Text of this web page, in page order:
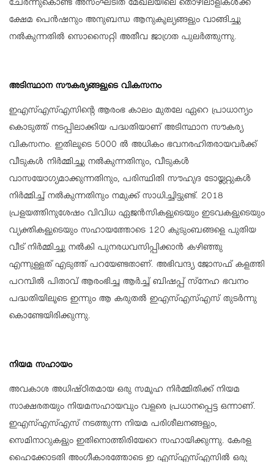
ചേര്‍ന്നുകൊണ്ട് അസംഘടിത മേഖലയിലെ തൊഴിലാളികള്‍ക്ക്
ക്ഷേമ പെന്‍ഷനും അനുബന്ധ ആനുകൂല്യങ്ങളും വാങ്ങിച്ചു
നല്‍കുന്നതില്‍ സൊസൈറ്റി അതീവ ജാഗ്രത പുലര്‍ത്തുന്നു.
അടിസ്ഥാന സൗകര്യങ്ങളുടെ വികസനം
ഇഎസ്എസ്എസിന്റെ ആരംഭ കാലം മുതലേ ഏറെ പ്രാധാന്യം
കൊടുത്ത് നടപ്പിലാക്കിയ പദ്ധതിയാണ് അടിസ്ഥാന സൗകര്യ
വികസനം. ഇതിലൂടെ 5000 ല്‍ അധികം ഭവനരഹിതരായവര്‍ക്ക്
വീടുകള്‍ നിര്‍മ്മിച്ചു നല്‍കുന്നതിനും, വീടുകള്‍
വാസയോഗ്യമാക്കുന്നതിനും, പരിസ്ഥിതി സൗഹൃദ ടോയ്ലറ്റുകള്‍
നിര്‍മ്മിച്ച് നല്‍കുന്നതിനും നമുക്ക് സാധിച്ചിട്ടുണ്ട്. 2018
പ്രളയത്തിനുശേഷം വിവിധ ഏജന്‍സികളുടെയും ഇടവകളുടെയും
വ്യക്തികളുടെയും സഹായത്തോടെ 120 കുടുംബങ്ങളെ പുതിയ
വീട് നിര്‍മ്മിച്ചു നല്‍കി പുനരധവസിപ്പിക്കാന്‍ കഴിഞ്ഞു
എന്നുള്ളത് എടുത്ത് പറയേണ്ടതാണ്. അഭിവന്ദ്യ ജോസഫ് കളത്തി
പറമ്പില്‍ പിതാവ് ആരംഭിച്ച ആര്‍ച്ച് ബിഷപ്പ് സ്‌നേഹ ഭവനം
പദ്ധതിയിലൂടെ ഇന്നും ആ കരുതല്‍ ഇഎസ്എസ്എസ് തുടര്‍ന്നു
കൊണ്ടേയിരിക്കുന്നു.
നിയമ സഹായം
അവകാശ അധിഷ്ഠിതമായ ഒരു സമൂഹ നിര്‍മ്മിതിക്ക് നിയമ
സാക്ഷരതയും നിയമസഹായവും വളരെ പ്രധാനപ്പെട്ട ഒന്നാണ്.
ഇഎസ്എസ്എസ് നടത്തുന്ന നിയമ പരിശീലനങ്ങളും,
സെമിനാറുകളും ഇതിനൊത്തിരിയേറെ സഹായിക്കുന്നു. കേരള
ഹൈക്കോടതി അംഗീകാരത്തോടെ ഇ എസ്എസ്എസില്‍ ഒരു